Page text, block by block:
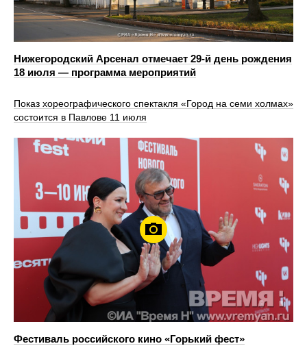
Нижегородский Арсенал отмечает 29-й день рождения
18 июля — программа мероприятий
Показ хореографического спектакля «Город на семи холмах»
состоится в Павлове 11 июля
Фестиваль российского кино «Горький фест»